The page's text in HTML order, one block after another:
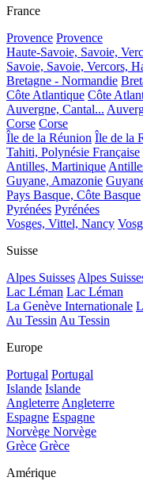
France
Provence Provence
Haute-Savoie, Savoie,
Savoie, Savoie, Vercors,
Bretagne - Normandie
Côte Atlantique Côte
Auvergne, Cantal...
Corse Corse
Île de la Réunion Île de la
Tahiti, Polynésie Française
Antilles, Martinique
Guyane, Amazonie
Pays Basque, Côte Basque
Pyrénées Pyrénées
Vosges, Vittel, Nancy
Suisse
Alpes SuissesAlpes
Lac Léman Lac Léman
La Genève Internationale
Au TessinAu Tessin
Europe
Portugal Portugal
Islande Islande
AngleterreAngleterre
Espagne Espagne
Norvège Norvège
Grèce Grèce
Amérique